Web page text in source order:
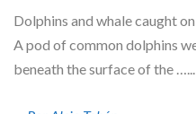
Dolphins and whale caught
A pod of common dolphins
beneath the surface of the …...